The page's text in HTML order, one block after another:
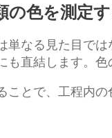
色を測定
単なる見た目で
も直結します。
ことで、工程内